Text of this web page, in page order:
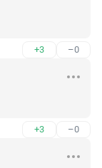
+3 –0
+3 –0